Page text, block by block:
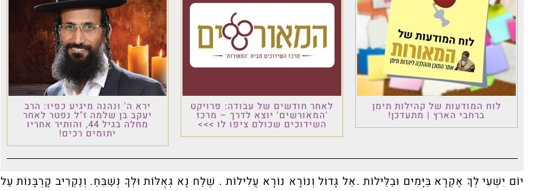
לוח המודעות של קהילות תימן
ברחבי הארץ | מתעדכן!
לאחר חודשים של עבודה: פרויקט
'המאורשים' יוצא לדרך – מרכז
השידוכים שכולם ציפו לו >>>
ירא ה' ונהנה מיגיע כפיו: הרב
יעקב בן שלמה ז"ל נפטר לאחר
מחלה בגיל 44, והותיר אחריו
יתומים רכים!
יוֹם יִשְׁעִי לְךָ אֶקְרָא בַּיָּמִים וּבַלֵּילוֹת .אֵל גָּדוֹל וְנוֹרָא נוֹרָא עֲלִילוֹת . שְׁלַח נָא גְאֻלּוֹת וּלְךָ נְשַׁבֵּחַ. וְנַקְרִיב קָרְבָּנוֹת עַל